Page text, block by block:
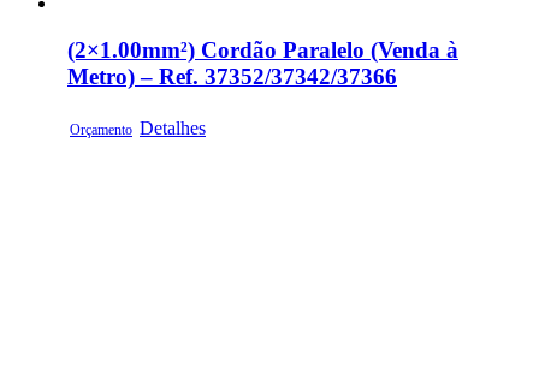
(2×1.00mm²) Cordão Paralelo (Venda à
Metro) – Ref. 37352/37342/37366
Orçamento Detalhes